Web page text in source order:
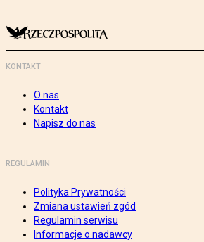
KONTAKT
O nas
Kontakt
Napisz do nas
REGULAMIN
Polityka Prywatności
Zmiana ustawień zgód
Regulamin serwisu
Informacje o nadawcy